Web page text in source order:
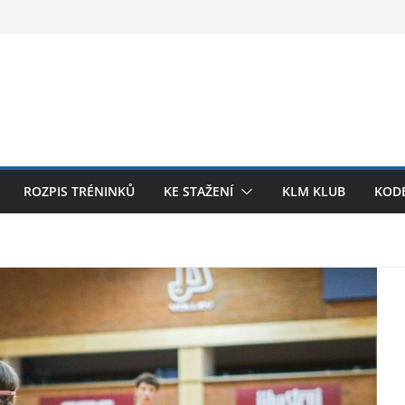
ROZPIS TRÉNINKŮ KE STAŽENÍ KLM KLUB